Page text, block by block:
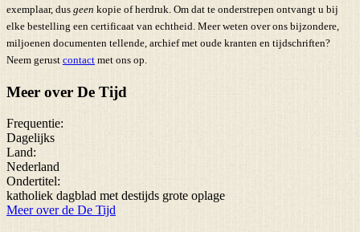
exemplaar, dus geen kopie of herdruk. Om dat te onderstrepen ontvangt u bij
elke bestelling een certificaat van echtheid. Meer weten over ons bijzondere,
miljoenen documenten tellende, archief met oude kranten en tijdschriften?
Neem gerust contact met ons op.
Meer over De Tijd
Frequentie:
Dagelijks
Land:
Nederland
Ondertitel:
katholiek dagblad met destijds grote oplage
Meer over de De Tijd